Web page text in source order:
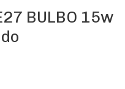
BULBO 15w